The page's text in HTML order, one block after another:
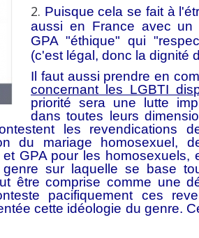
Puisque cela se fait à
aussi en France avec un
GPA "éthique" qui
(c'est légal, donc la dignité
Il faut aussi prendre en
concernant les LGBTI
priorité sera une lutte
dans toutes leurs
les revendications
du mariage homosexuel,
GPA pour les homosexuels,
sur laquelle se base
être comprise comme une
pacifiquement ces
cette idéologie du genre.